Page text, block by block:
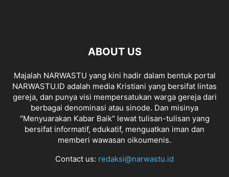
ABOUT US
Majalah NARWASTU yang kini hadir dalam bentuk portal
NARWASTU.ID adalah media Kristiani yang bersifat lintas
gereja, dan punya visi mempersatukan warga gereja dari
berbagai denominasi atau sinode. Dan misinya
"Menyuarakan Kabar Baik" lewat tulisan-tulisan yang
bersifat informatif, edukatif, menguatkan iman dan
memberi wawasan oikoumenis.
Contact us: redaksi@narwastu.id